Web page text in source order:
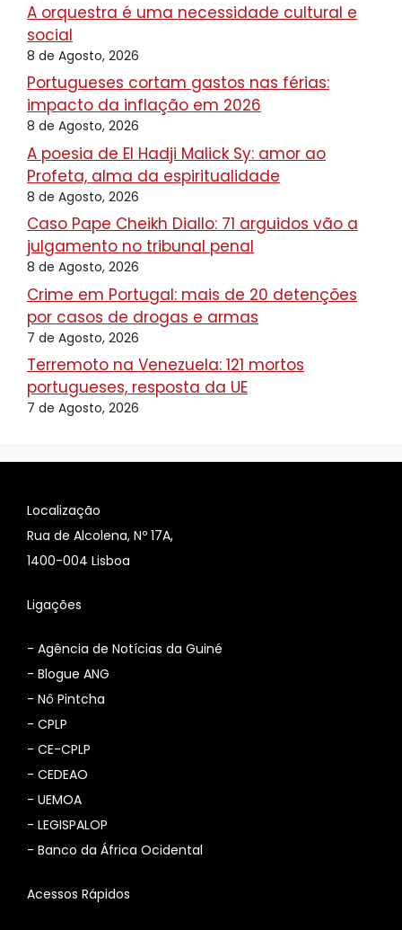
A orquestra é uma necessidade cultural e
social
8 de Agosto, 2026
Portugueses cortam gastos nas férias:
impacto da inflação em 2026
8 de Agosto, 2026
A poesia de El Hadji Malick Sy: amor ao
Profeta, alma da espiritualidade
8 de Agosto, 2026
Caso Pape Cheikh Diallo: 71 arguidos vão a
julgamento no tribunal penal
8 de Agosto, 2026
Crime em Portugal: mais de 20 detenções
por casos de drogas e armas
7 de Agosto, 2026
Terremoto na Venezuela: 121 mortos
portugueses, resposta da UE
7 de Agosto, 2026
Localização
Rua de Alcolena, Nº 17A,
1400-004 Lisboa
Ligações
- Agência de Notícias da Guiné
- Blogue ANG
- Nô Pintcha
- CPLP
- CE-CPLP
- CEDEAO
- UEMOA
- LEGISPALOP
- Banco da África Ocidental
Acessos Rápidos